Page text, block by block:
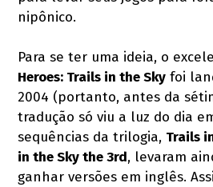
nipônico.
Para se ter uma ideia, o
Heroes: Trails in the Sky foi
2004 (portanto, antes da
tradução só viu a luz do dia
sequências da trilogia, Trails
in the Sky the 3rd, levaram
ganhar versões em inglês.